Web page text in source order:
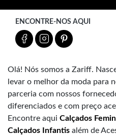
ENCONTRE-NOS AQUI
Olá! Nós somos a Zariff.
levar o melhor da moda para
parceria com nossos
diferenciados e com preço
Encontre aqui Calçados
Calçados Infantis além de